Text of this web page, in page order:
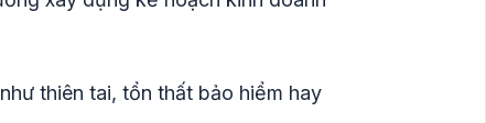
thiên tai, tổn thất bảo hiểm hay